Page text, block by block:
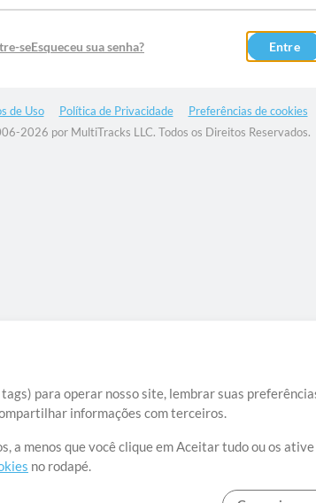
para operar nosso site, lembrar suas
informações com terceiros.
a menos que você clique em Aceitar tudo ou os
no rodapé.
seEsqueceu sua senha? Entre
de Uso Política de Privacidade Preferências de cookies
2026 por MultiTracks LLC. Todos os Direitos Reservados.